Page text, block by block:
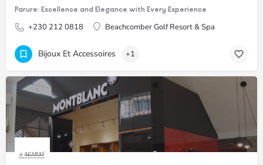
Parure: Excellence and Elegance with Every Experience
+230 212 0818 Beachcomber Golf Resort & Spa
Bijoux Et Accessoires +1